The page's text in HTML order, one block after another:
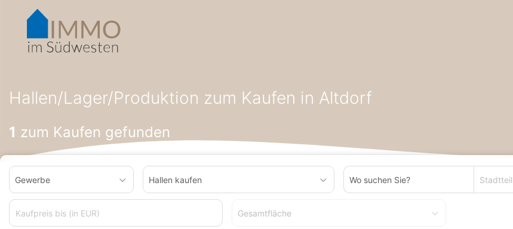
Accessibility-
Modus
Hallen/Lager/Produktion zum Kaufen in Altdorf
1 zum Kaufen gefunden
Gewerbe Hallen kaufen Stadtteil
Gesamtfläche